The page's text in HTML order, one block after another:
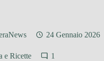
24 Gennaio 2026
e Ricette 1